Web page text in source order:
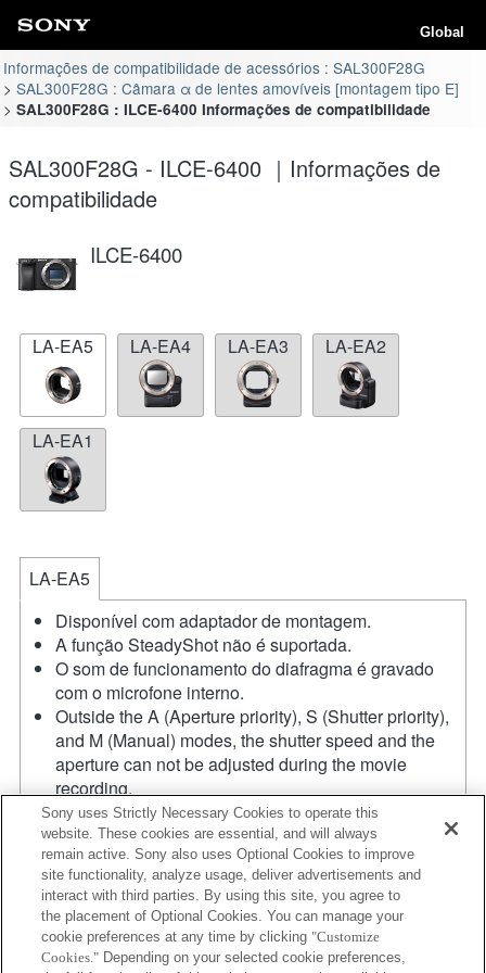
Global
Informações de compatibilidade de acessórios : SAL300F28G
SAL300F28G : Câmara α de lentes amovíveis [montagem tipo E]
SAL300F28G : ILCE-6400 Informações de compatibilidade
SAL300F28G - ILCE-6400 ｜Informações de
compatibilidade
ILCE-6400
LA-EA5 LA-EA4 LA-EA3 LA-EA2
LA-EA1
LA-EA5
Disponível com adaptador de montagem.
A função SteadyShot não é suportada.
O som de funcionamento do diafragma é gravado
com o microfone interno.
Outside the A (Aperture priority), S (Shutter priority),
and M (Manual) modes, the shutter speed and the
aperture can not be adjusted during the movie
recording.
A função [Lens Comp] (Compensação da lente) não
funciona.
Se colocar a lente de montagem tipo A utilizando o
adaptador de montagem, a função [MF Assist]
[Assistência MF] não funciona automaticamente
quando roda o anel de focagem. Pode ampliar a
imagem, seleccionando a função [Focus Magnifier]
Sony uses Strictly Necessary Cookies to operate this
website. These cookies are essential, and will always
remain active. Sony also uses Optional Cookies to improve
site functionality, analyze usage, deliver advertisements and
interact with third parties. By using this site, you agree to
the placement of Optional Cookies. You can manage your
cookie preferences at any time by clicking "Customize
Cookies." Depending on your selected cookie preferences,